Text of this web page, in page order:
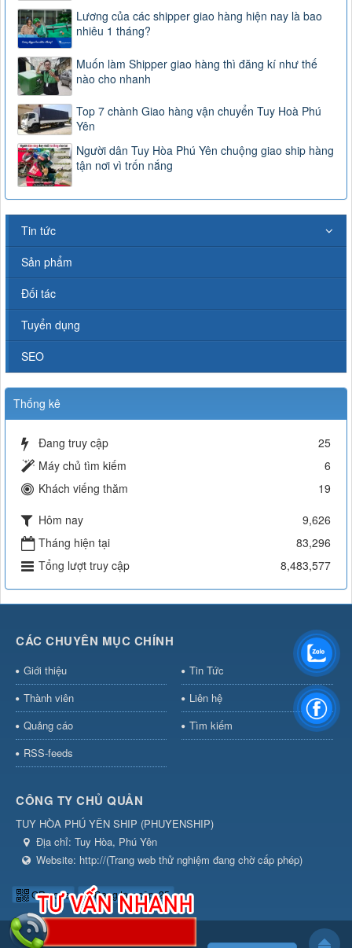
Lương của các shipper giao hàng hiện nay là bao
nhiêu 1 tháng?
Muốn làm Shipper giao hàng thì đăng kí như thế
nào cho nhanh
Top 7 chành Giao hàng vận chuyển Tuy Hoà Phú
Yên
Người dân Tuy Hòa Phú Yên chuộng giao ship hàng
tận nơi vì trốn nắng
Tin tức
Sản phẩm
Đối tác
Tuyển dụng
SEO
Thống kê
Đang truy cập
25
Máy chủ tìm kiếm
6
Khách viếng thăm
19
Hôm nay
9,626
Tháng hiện tại
83,296
Tổng lượt truy cập
8,483,577
CÁC CHUYÊN MỤC CHÍNH
Giới thiệu
Tin Tức
Thành viên
Liên hệ
Quảng cáo
Tìm kiếm
RSS-feeds
CÔNG TY CHỦ QUẢN
TUY HÒA PHÚ YÊN SHIP (PHUYENSHIP)
Địa chỉ: Tuy Hòa, Phú Yên
Website: http://(Trang web thử nghiệm đang chờ cấp phép)
QR-code Đang truy cập: 25